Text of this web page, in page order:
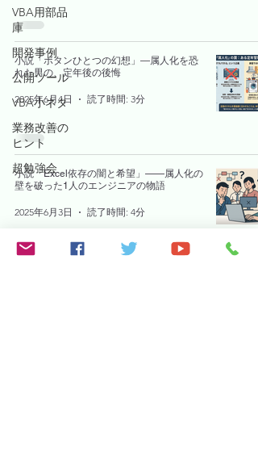
VBA用部品
庫
開発事例
公開ツール
VBA小ネタ
業務改善の
ヒント
超勉強会
小説「ボタンひとつの幻想」―属人化を恐
れた男の、定年後の後悔
2025年6月4日 読了時間: 3分
小説「Excel依存の闇と希望」——属人化の
壁を破った1人のエンジニアの物語
2025年6月3日 読了時間: 4分